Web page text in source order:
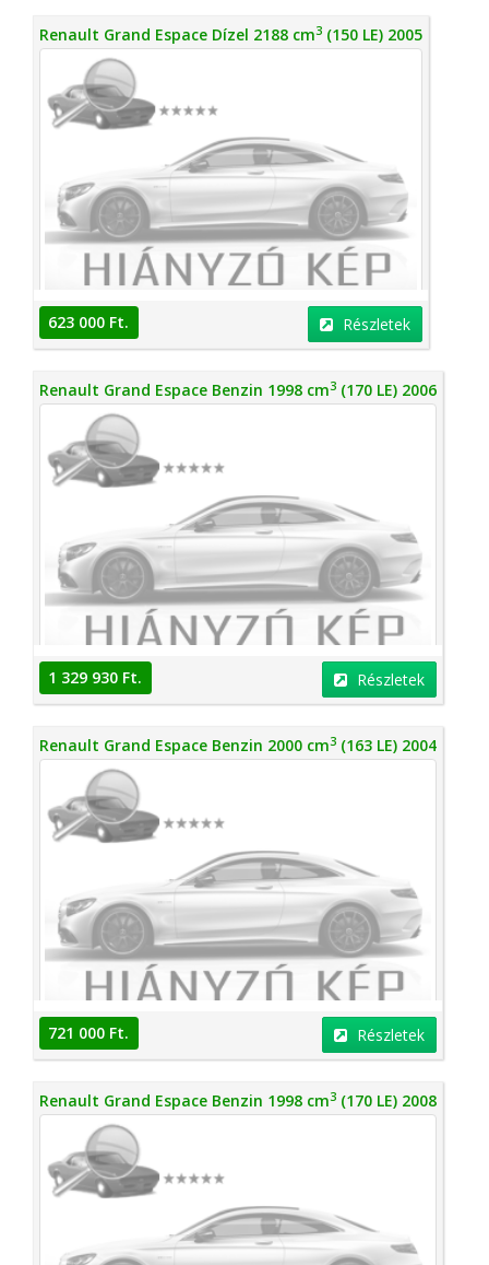
Renault Grand Espace Dízel 2188 cm3 (150 LE) 2005
623 000 Ft. Részletek
Renault Grand Espace Benzin 1998 cm3 (170 LE) 2006
1 329 930 Ft. Részletek
Renault Grand Espace Benzin 2000 cm3 (163 LE) 2004
721 000 Ft. Részletek
Renault Grand Espace Benzin 1998 cm3 (170 LE) 2008